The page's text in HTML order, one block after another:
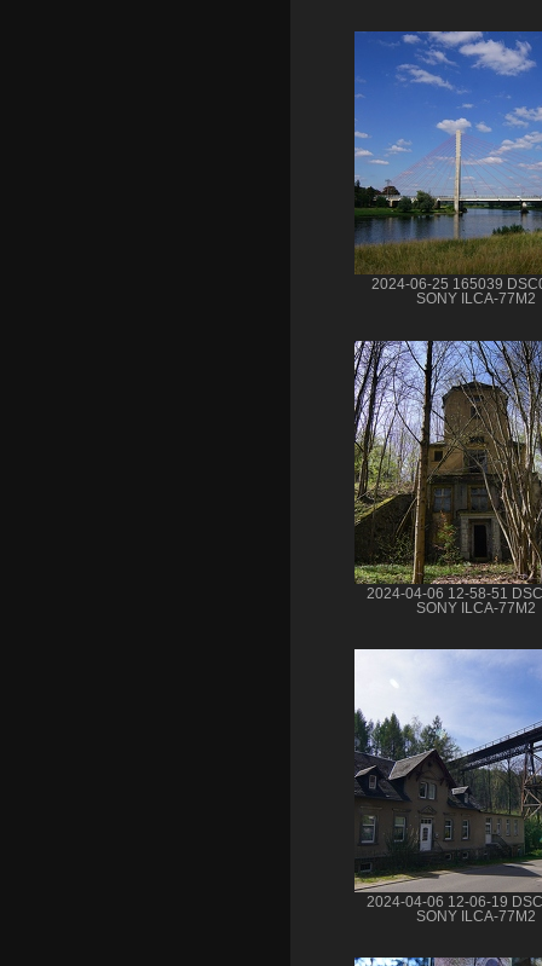
2024-06-25 165039
SONY ILCA-77M2
2024-04-06 12-58-51
SONY ILCA-77M2
2024-04-06 12-06-19
SONY ILCA-77M2